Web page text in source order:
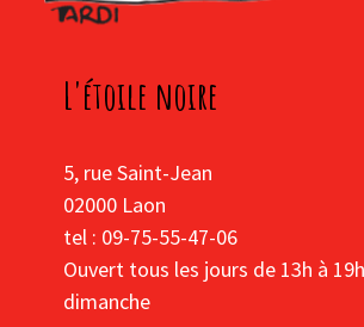
L'étoile noire
5, rue Saint-Jean
02000 Laon
tel : 09-75-55-47-06
Ouvert tous les jours de 13h à
dimanche